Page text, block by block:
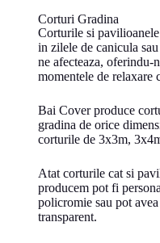
Corturi Gradina
Corturile si
in zilele de canicula
ne afecteaza,
momentele de relaxare
Bai Cover produce
gradina de orice
corturile de 3x3m,
Atat corturile cat si
producem pot fi
policromie sau pot
transparent.